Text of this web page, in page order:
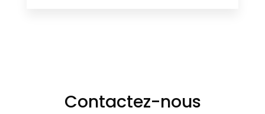
Contactez-nous